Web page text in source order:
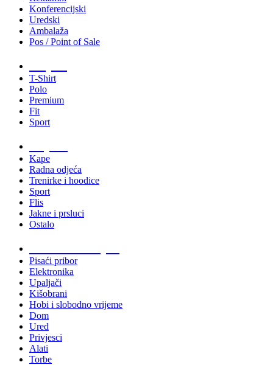
Konferencijski
Uredski
Ambalaža
Pos / Point of Sale
T-Shirt
Polo
Premium
Fit
Sport
Kape
Radna odjeća
Trenirke i hoodice
Sport
Flis
Jakne i prsluci
Ostalo
Pisaći pribor
Elektronika
Upaljači
Kišobrani
Hobi i slobodno vrijeme
Dom
Ured
Privjesci
Alati
Torbe